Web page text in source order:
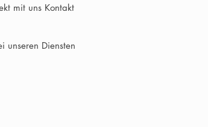
mit uns Kontakt
unseren Diensten